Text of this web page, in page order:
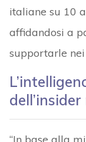
italiane su 10
affidandosi a
supportarle